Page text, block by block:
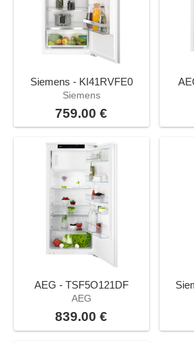
Siemens - KI41RVFE0
Siemens
759.00 €
AEG - TSF5O121DF
AEG
839.00 €